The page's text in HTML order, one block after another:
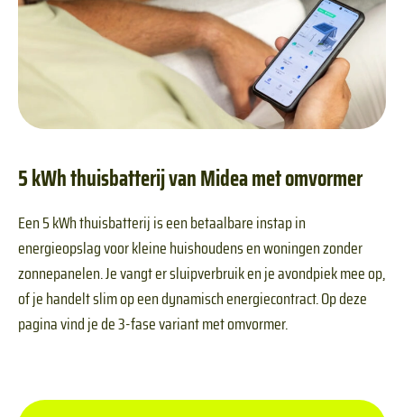
5 kWh thuisbatterij van Midea met omvormer
Een 5 kWh thuisbatterij is een betaalbare instap in
energieopslag voor kleine huishoudens en woningen zonder
zonnepanelen. Je vangt er sluipverbruik en je avondpiek mee op,
of je handelt slim op een dynamisch energiecontract. Op deze
pagina vind je de 3-fase variant met omvormer.